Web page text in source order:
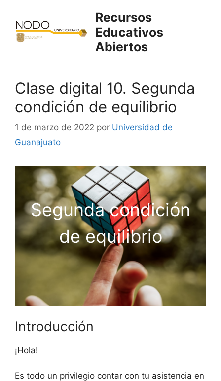
contenido
Recursos
Educativos
Abiertos
Clase digital 10. Segunda
condición de equilibrio
1 de marzo de 2022 por Universidad de
Guanajuato
Segunda condición
de equilibrio
Introducción
¡Hola!
Es todo un privilegio contar con tu asistencia en